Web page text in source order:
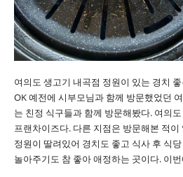
여의도 생고기 내곡점 정원이 있는 경치
OK 예전에 시부모님과 함께 방문했었던
는 친정 식구들과 함께 방문해봤다. 여의
프랜차이즈다. 다른 지점은 방문해본 적
정원이 딸려있어 경치도 좋고 식사 후 식
놀아주기도 참 좋아 애정하는 곳이다. 이